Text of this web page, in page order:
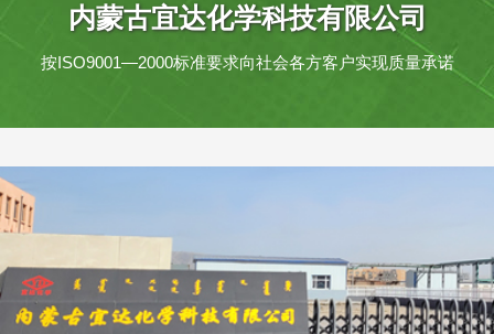
内蒙古宜达化学科技有限公司
按ISO9001—2000标准要求向社会各方客户实现质量承诺